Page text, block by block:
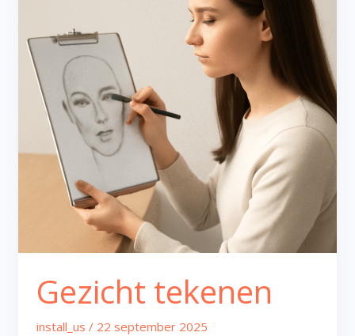
Gezicht tekenen
install_us / 22 september 2025